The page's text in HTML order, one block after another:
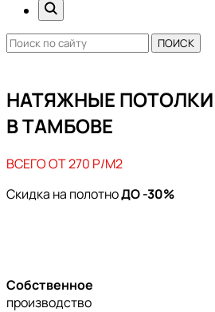
ПОИСК
НАТЯЖНЫЕ ПОТОЛКИ
В ТАМБОВЕ
ВСЕГО ОТ 270 Р/М2
Скидка на полотноДО -30%
Собственное
производство